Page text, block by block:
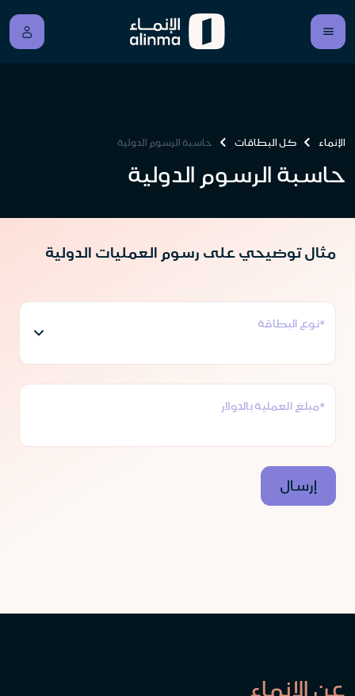
الإنماء كل البطاقات حاسبة الرسوم الدولية
حاسبة الرسوم الدولية
مثال توضيحي على رسوم العمليات الدولية
*نوع البطاقة
*مبلغ العملية بالدولار
عن الإنماء